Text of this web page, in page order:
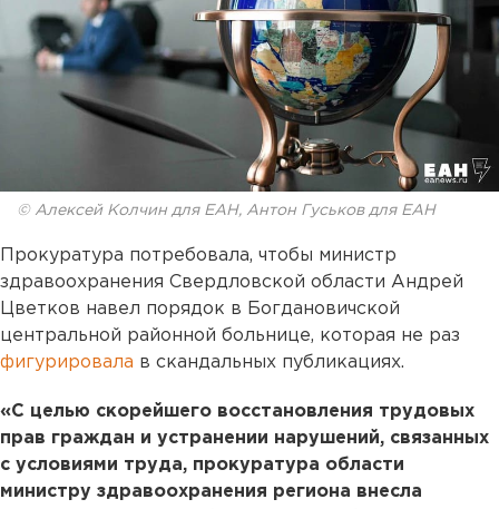
© Алексей Колчин для ЕАН, Антон Гуськов для ЕАН
Прокуратура потребовала, чтобы министр
здравоохранения Свердловской области Андрей
Цветков навел порядок в Богдановичской
центральной районной больнице, которая не раз
фигурировала в скандальных публикациях.
«С целью скорейшего восстановления трудовых
прав граждан и устранении нарушений, связанных
с условиями труда, прокуратура области
министру здравоохранения региона внесла